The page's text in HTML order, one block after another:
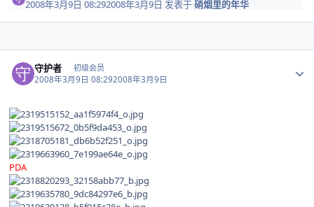
2008年3月9日 08:292008年3月9日 发表于硝烟里的年华
守护者 初级会员
2008年3月9日 08:292008年3月9日
PDA